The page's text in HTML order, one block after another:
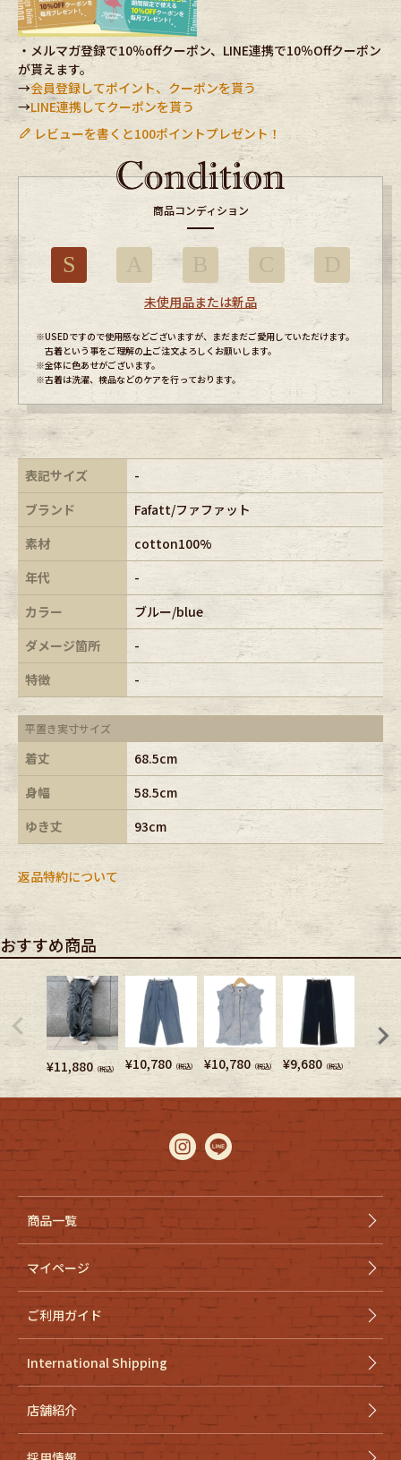
Eye Wear
Bag Stall・Scarf
Accessory Shoes
Belt antique goods
vintage bicycle
・メルマガ登録で10％offクーポン、LINE連携で10％Offクーポン
が貰えます。
→会員登録してポイント、クーポンを貰う
→LINE連携してクーポンを貰う
レビューを書くと100ポイントプレゼント！
商品コンディション
S
未使用品または新品
※USEDですので使用感などございますが、まだまだご愛用していただけます。
古着という事をご理解の上ご注文よろしくお願いします。
※全体に色あせがございます。
※古着は洗濯、検品などのケアを行っております。
表記サイズ
-
ブランド
Fafatt/ファファット
素材
cotton100%
年代
-
カラー
ブルー/blue
ダメージ箇所
-
特徴
-
平置き実寸サイズ
着丈
68.5cm
身幅
58.5cm
ゆき丈
93cm
返品特約について
おすすめ商品
¥11,880 （税込） ¥10,780 （税込） ¥10,780 （税込） ¥9,680 （税込）
商品一覧
マイページ
ご利用ガイド
International Shipping
店舗紹介